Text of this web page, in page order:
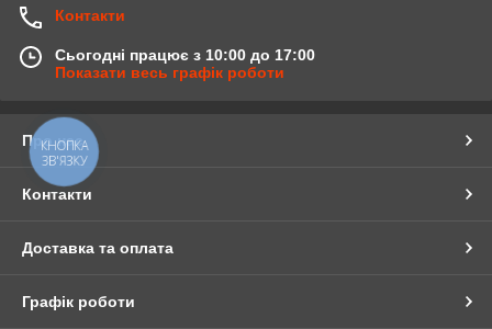
Контакти
Сьогодні працює з 10:00 до 17:00
Показати весь графік роботи
Про нас
Контакти
Доставка та оплата
Графік роботи
КНОПКА
ЗВ'ЯЗКУ